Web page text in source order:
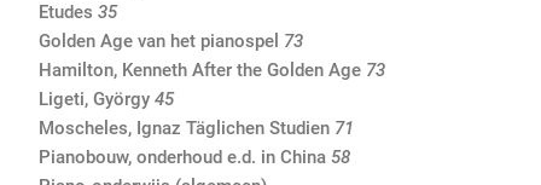
Etudes 35
Golden Age van het pianospel 73
Hamilton, Kenneth After the Golden Age 73
Ligeti, György 45
Moscheles, Ignaz Täglichen Studien 71
Pianobouw, onderhoud e.d. in China 58